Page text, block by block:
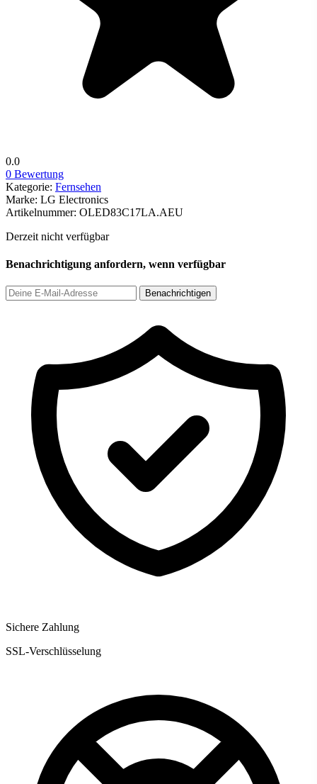
0.0
0 Bewertung
Kategorie: Fernsehen
Marke: LG Electronics
Artikelnummer: OLED83C17LA.AEU
Derzeit nicht verfügbar
Benachrichtigung anfordern, wenn verfügbar
Benachrichtigen
Sichere Zahlung
SSL-Verschlüsselung